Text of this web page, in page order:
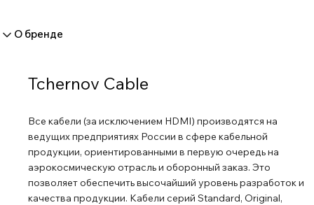
О бренде
Tchernov Cable
Все кабели (за исключением HDMI) производятся на
ведущих предприятиях России в сфере кабельной
продукции, ориентированными в первую очередь на
аэрокосмическую отрасль и оборонный заказ. Это
позволяет обеспечить высочайший уровень разработок и
качества продукции. Кабели серий Standard, Original,